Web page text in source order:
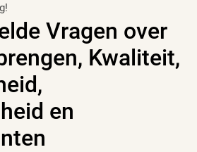
Vragen over
Kwaliteit,
en